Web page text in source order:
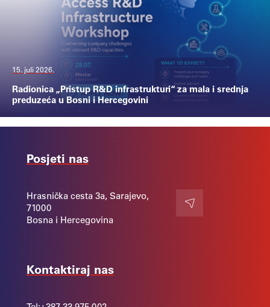
15. juli 2026.
Radionica „Pristup R&D infrastrukturi“ za mala i srednja
preduzeća u Bosni i Hercegovini
Posjeti nas
Hrasnička cesta 3a, Sarajevo,
71000
Bosna i Hercegovina
Kontakt
Kontaktiraj nas